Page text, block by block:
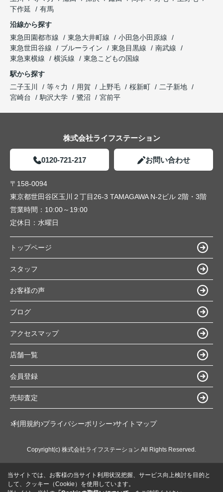
下作延
有馬
沿線から探す
東急田園都市線
東急大井町線
小田急小田原線
東急世田谷線
ブルーライン 東急目黒線
南武線
東急東横線
横浜線
東急こどもの国線
駅から探す
二子玉川
等々力 用賀 上野毛 桜新町
二子新地
宮崎台
駒沢大学 鷺沼 宮前平
株式会社ライフステーション
0120-721-217 お問い合わせ
〒158-0094
東京都世田谷区玉川２丁目26-3 TAMAGAWA N-2ビル 2階・3階
営業時間： 10:00～19:00
定休日： 水曜日
トップページ
スタッフ
お客様の声
ブログ
アクセスマップ
店舗一覧
会員登録
売却査定
利用規約 プライバシーポリシー サイトマップ
Copyright(c) 株式会社ライフステーション All Rights Reserved.
当サイトでは、お客様の当サイト利用状況把握、サービス向上検討を目的と
して、クッキー（Cookie）を使用しています。